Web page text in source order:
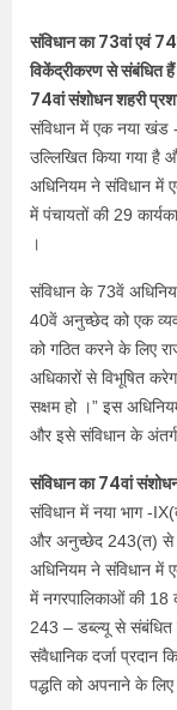
संविधान का 73वां एवं
विकेंद्रीकरण से संबंधित
74वां संशोधन शहरी
संविधान में एक नया खंड
उल्लिखित किया गया है
अधिनियम ने संविधान
में पंचायतों की 29
।
संविधान के 73वें
40वें अनुच्छेद को एक
को गठित करने के लिए
अधिकारों से विभूषित
सक्षम हो ।” इस
और इसे संविधान के
संविधान का 74वां
संविधान में नया भाग -
और अनुच्छेद 243(त) से
अधिनियम ने संविधान
में नगरपालिकाओं की 18
243 – डब्ल्यू से संबंधित
संवैधानिक दर्जा प्रदान
पद्धति को अपनाने के